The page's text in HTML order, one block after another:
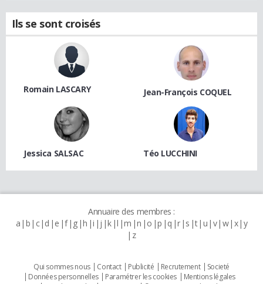
Ils se sont croisés
Romain LASCARY Jean-François COQUEL
Jessica SALSAC Téo LUCCHINI
Annuaire des membres :
a b c d e f g h i j k l m n o p q r s t u v w x y
z
Qui sommes nous Contact Publicité Recrutement
Societé
Données personnelles
Paramétrer les cookies
Mentions légales